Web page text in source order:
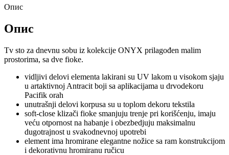
Опис
Опис
Tv sto za dnevnu sobu iz kolekcije ONYX prilagođen malim
prostorima, sa dve fioke.
vidljivi delovi elementa lakirani su UV lakom u visokom sjaju
u artaktivnoj Antracit boji sa aplikacijama u drvodekoru
Pacifik orah
unutrašnji delovi korpusa su u toplom dekoru tekstila
soft-close klizači fioke smanjuju trenje pri korišćenju, imaju
veću otpornost na habanje i obezbedjuju maksimalnu
dugotrajnost u svakodnevnoj upotrebi
element ima hromirane elegantne nožice sa ram konstrukcijom
i dekorativnu hromiranu ručicu